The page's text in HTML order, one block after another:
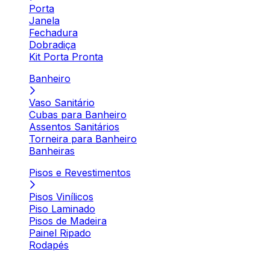
Porta
Janela
Fechadura
Dobradiça
Kit Porta Pronta
Banheiro
Vaso Sanitário
Cubas para Banheiro
Assentos Sanitários
Torneira para Banheiro
Banheiras
Pisos e Revestimentos
Pisos Vinílicos
Piso Laminado
Pisos de Madeira
Painel Ripado
Rodapés